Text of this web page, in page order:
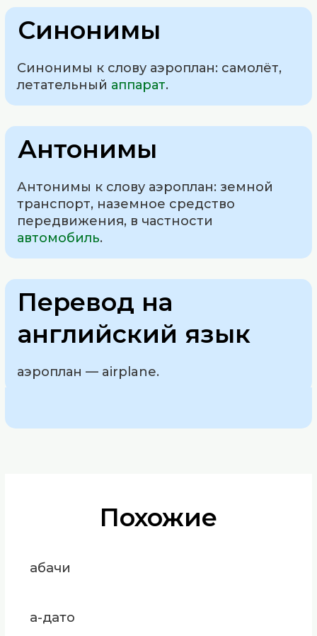
Синонимы
Синонимы к слову аэроплан: самолёт,
летательный аппарат.
Антонимы
Антонимы к слову аэроплан: земной
транспорт, наземное средство
передвижения, в частности
автомобиль.
Перевод на
английский язык
аэроплан — airplane.
Похожие
абачи
а-дато